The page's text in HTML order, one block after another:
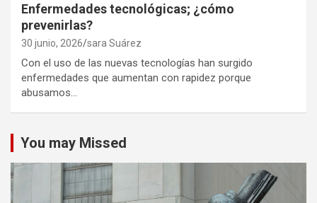
Enfermedades tecnológicas; ¿cómo
prevenirlas?
30 junio, 2026 sara Suárez
Con el uso de las nuevas tecnologías han surgido
enfermedades que aumentan con rapidez porque
abusamos…
You may Missed